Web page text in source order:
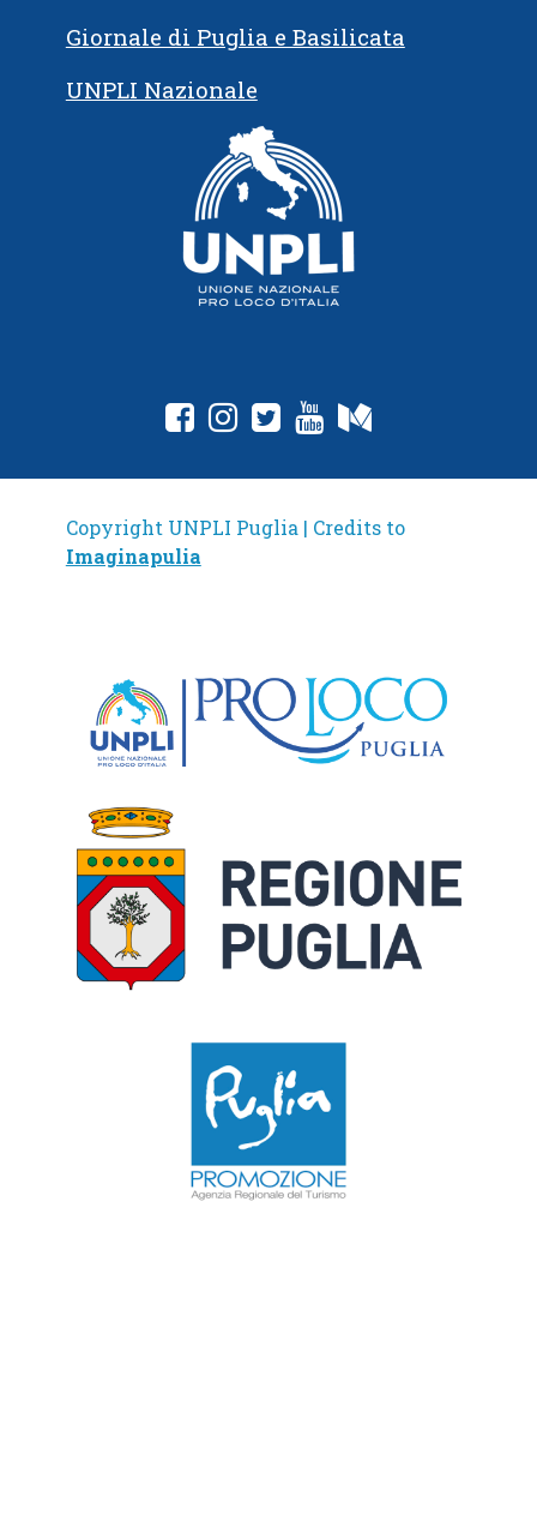
Giornale di Puglia e Basilicata
UNPLI Nazionale
fab fa-facebook-square
fab fa-instagram
fab fa-twitter-square
fab fa-youtube
Copyright UNPLI Puglia | Credits to
Imaginapulia